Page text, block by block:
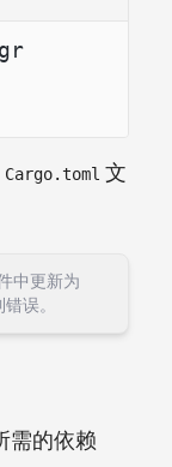
Cargo.toml 文
中更新为
误。
需的依赖